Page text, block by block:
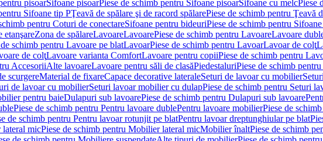
pisoarSifoane pisoarPiese de schimb pentru Sifoane pisoarSifoane cu melcPiese
Sifoane tip PŢeavă de spălare şi de racord spălarePiese de schimb pentru Ţeavă
pentru Coturi de conectareSifoane pentru bideuriPiese de schimb pentru
etanşareZona de spălareLavoareLavoarePiese de schimb pentru LavoareLavoare
schimb pentru Lavoare pe blatLavoarPiese de schimb pentru LavoarLavoar de colţ
de colţLavoare varianta ComfortLavoare pentru copiiPiese de schimb pentru
AccesoriiAlte lavoareLavoare pentru săli de clasăPiedestaluriPiese de schimb
scurgereMaterial de fixareCapace decorative lateraleSeturi de lavoar cu mobilier
de lavoar cu mobilierSeturi lavoar mobilier cu dulapPiese de schimb pentru Seturi
pentru baieDulapuri sub lavoarePiese de schimb pentru Dulapuri sub lavoare
Piese de schimb pentru Pentru lavoare dublePentru lavoare mobilierPiese de
de schimb pentru Pentru lavoar rotunjit pe blatPentru lavoar dreptunghiular pe blat
micPiese de schimb pentru Mobilier lateral micMobilier înaltPiese de schimb